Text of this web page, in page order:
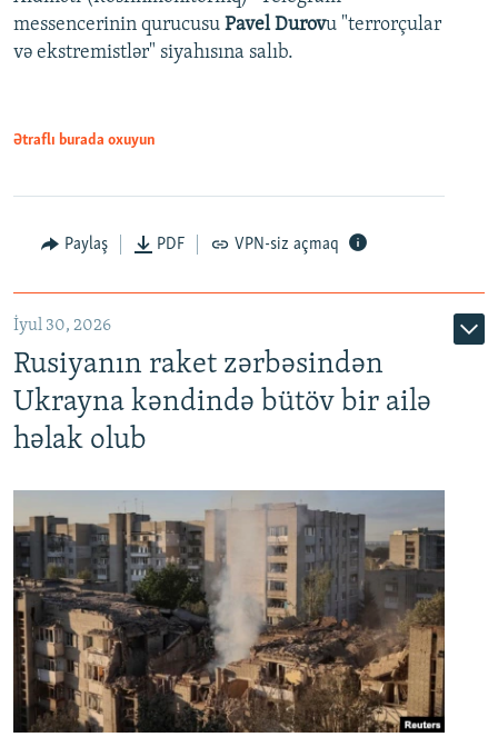
messencerinin qurucusu Pavel Durovu "terrorçular
və ekstremistlər" siyahısına salıb.
Ətraflı burada oxuyun
Paylaş PDF VPN-siz açmaq
İyul 30, 2026
Rusiyanın raket zərbəsindən
Ukrayna kəndində bütöv bir ailə
həlak olub